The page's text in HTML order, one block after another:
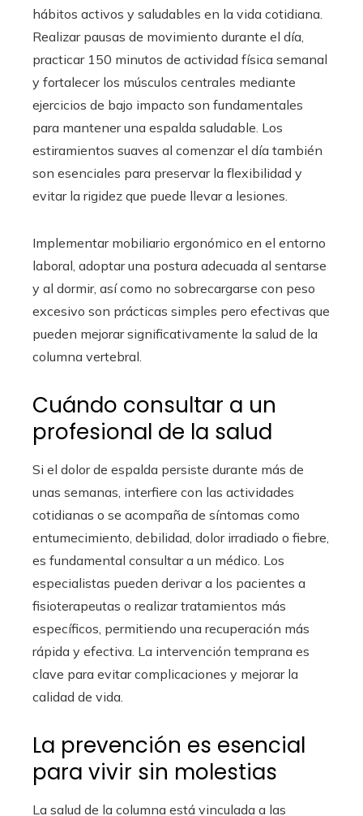
hábitos activos y saludables en la vida cotidiana.
Realizar pausas de movimiento durante el día,
practicar 150 minutos de actividad física semanal
y fortalecer los músculos centrales mediante
ejercicios de bajo impacto son fundamentales
para mantener una espalda saludable. Los
estiramientos suaves al comenzar el día también
son esenciales para preservar la flexibilidad y
evitar la rigidez que puede llevar a lesiones.
Implementar mobiliario ergonómico en el entorno
laboral, adoptar una postura adecuada al sentarse
y al dormir, así como no sobrecargarse con peso
excesivo son prácticas simples pero efectivas que
pueden mejorar significativamente la salud de la
columna vertebral.
Cuándo consultar a un
profesional de la salud
Si el dolor de espalda persiste durante más de
unas semanas, interfiere con las actividades
cotidianas o se acompaña de síntomas como
entumecimiento, debilidad, dolor irradiado o fiebre,
es fundamental consultar a un médico. Los
especialistas pueden derivar a los pacientes a
fisioterapeutas o realizar tratamientos más
específicos, permitiendo una recuperación más
rápida y efectiva. La intervención temprana es
clave para evitar complicaciones y mejorar la
calidad de vida.
La prevención es esencial
para vivir sin molestias
La salud de la columna está vinculada a las